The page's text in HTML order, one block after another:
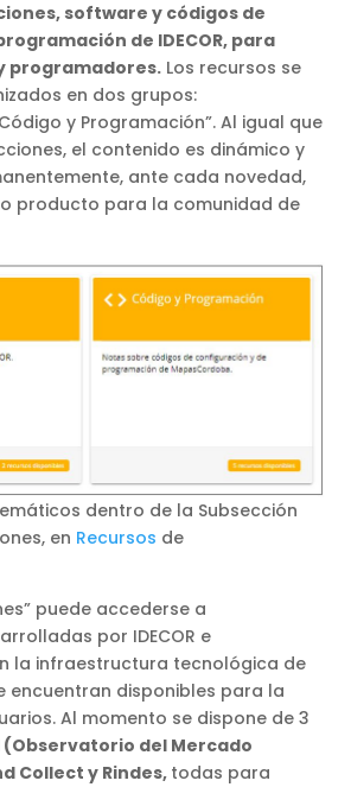
software y códigos de
de IDECOR, para
programadores. Los recursos se
en dos grupos:
y Programación”. Al igual que
el contenido es dinámico y
ante cada novedad,
producto para la comunidad de
dentro de la Subsección
en Recursos de
puede accederse a
por IDECOR e
la infraestructura tecnológica de
encuentran disponibles para la
Al momento se dispone de 3
(Observatorio del Mercado
Collect y Rindes, todas para